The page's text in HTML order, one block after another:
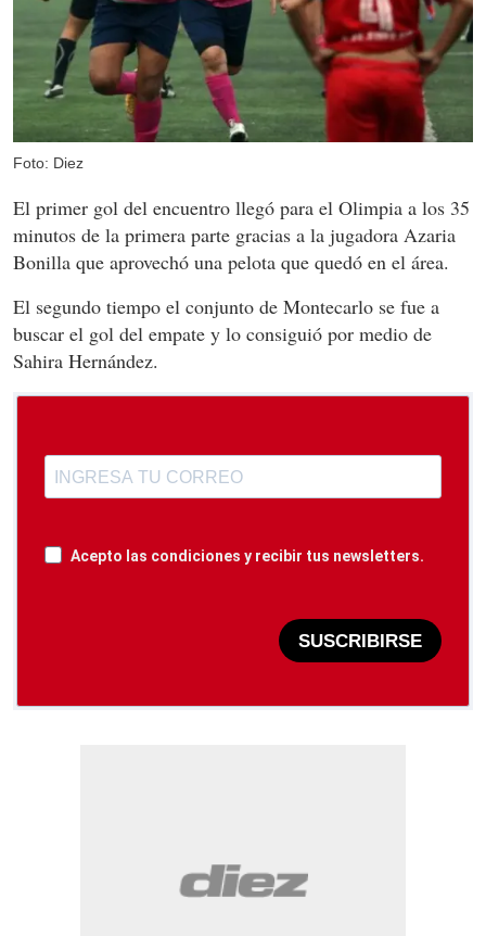
Foto: Diez
El primer gol del encuentro llegó para el Olimpia a los 35
minutos de la primera parte gracias a la jugadora Azaria
Bonilla que aprovechó una pelota que quedó en el área.
El segundo tiempo el conjunto de Montecarlo se fue a
buscar el gol del empate y lo consiguió por medio de
Sahira Hernández.
Acepto las condiciones y recibir tus newsletters.
SUSCRIBIRSE